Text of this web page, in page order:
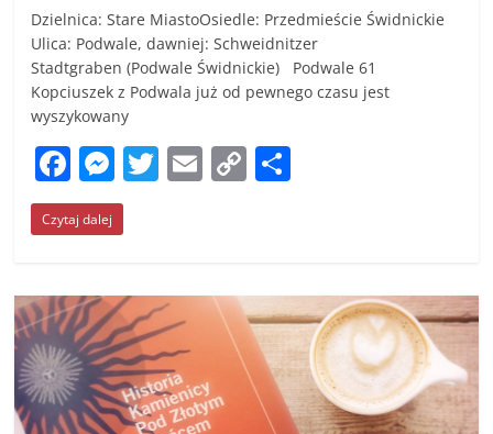
Dzielnica: Stare MiastoOsiedle: Przedmieście Świdnickie
Ulica: Podwale, dawniej: Schweidnitzer
Stadtgraben (Podwale Świdnickie) Podwale 61
Kopciuszek z Podwala już od pewnego czasu jest
wyszykowany
F
a
c
b
o
o
k
M
e
ss
n
g
er
T E C
Li
n
k
Czytaj dalej